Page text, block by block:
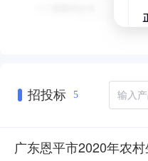
招投标 5
广东恩平市2020年农